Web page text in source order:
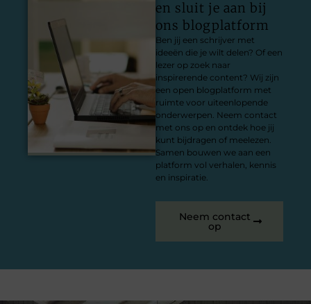
en sluit je aan bij
ons blogplatform
Ben jij een schrijver met
ideeën die je wilt delen? Of een
lezer op zoek naar
inspirerende content? Wij zijn
een open blogplatform met
ruimte voor uiteenlopende
onderwerpen. Neem contact
met ons op en ontdek hoe jij
kunt bijdragen of meelezen.
Samen bouwen we aan een
platform vol verhalen, kennis
en inspiratie.
Neem contact
op